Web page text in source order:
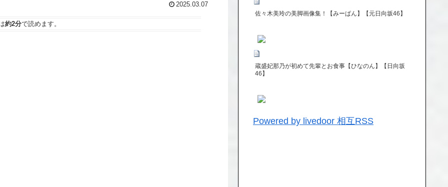
2025.03.07
約2分で読めます。
佐々木美玲の美脚画像集！【みーぱん】【元日向坂46】
蔵盛妃那乃が初めて先輩とお食事【ひなのん】【日向坂
46】
Powered by livedoor 相互RSS